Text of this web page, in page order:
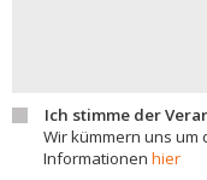
Ich stimme der
Wir kümmern uns um
Informationen hier